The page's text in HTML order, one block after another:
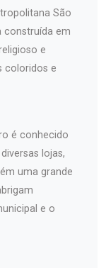
São
construída em
e
coloridos e
é conhecido
lojas,
uma grande
e o